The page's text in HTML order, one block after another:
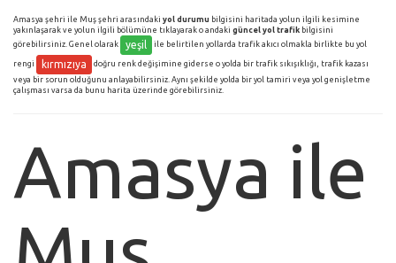
Amasya şehri ile Muş şehri arasındaki yol durumu bilgisini haritada yolun ilgili kesimine
yakınlaşarak ve yolun ilgili bölümüne tıklayarak o andaki güncel yol trafik bilgisini
görebilirsiniz. Genel olarak
yeşil ile belirtilen yollarda trafik akıcı olmakla birlikte bu yol
rengi kırmızıya
doğru renk değişimine giderse o yolda bir trafik sıkışıklığı, trafik kazası
veya bir sorun olduğunu anlayabilirsiniz. Aynı şekilde yolda bir yol tamiri veya yol genişletme
çalışması varsa da bunu harita üzerinde görebilirsiniz.
Amasya ile